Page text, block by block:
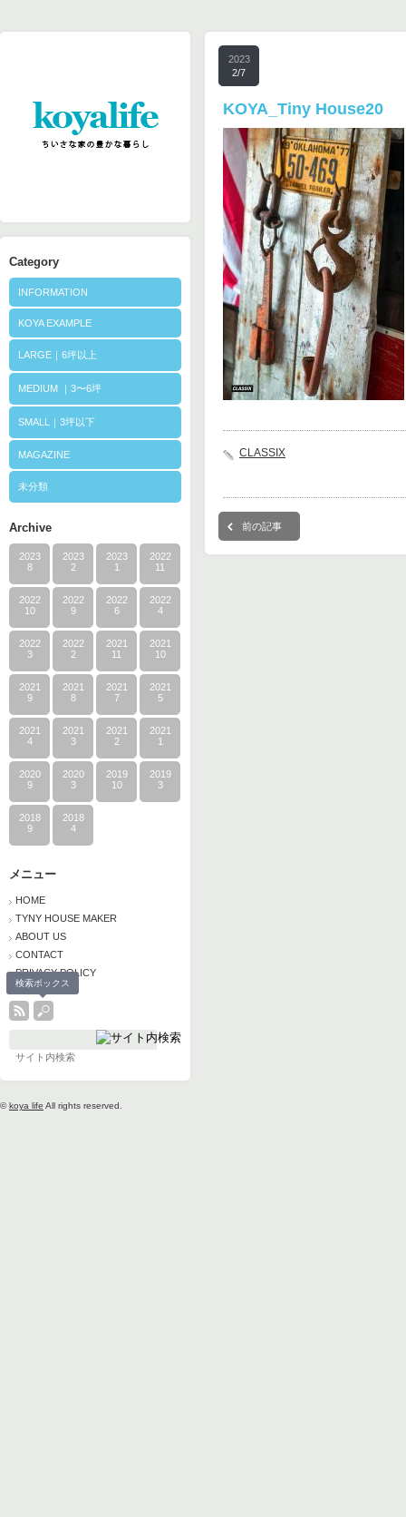
Category
INFORMATION
KOYA EXAMPLE
LARGE｜6坪以上
MEDIUM ｜3〜6坪
SMALL｜3坪以下
MAGAZINE
未分類
Archive
2023
8
2023
2
2023
1
2022
11
2022
10
2022
9
2022
6
2022
4
2022
3
2022
2
2021
11
2021
10
2021
9
2021
8
2021
7
2021
5
2021
4
2021
3
2021
2
2021
1
2020
9
2020
3
2019
10
2019
3
2018
9
2018
4
メニュー
HOME
TYNY HOUSE MAKER
ABOUT US
CONTACT
PRIVACY POLICY
検索ボックス
©koya life All rights reserved.
2023
2/7
KOYA_Tiny House20
CLASSIX
前の記事